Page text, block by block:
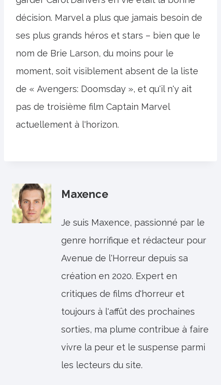
décision. Marvel a plus que jamais besoin de
ses plus grands héros et stars – bien que le
nom de Brie Larson, du moins pour le
moment, soit visiblement absent de la liste
de « Avengers: Doomsday », et qu'il n'y ait
pas de troisième film Captain Marvel
actuellement à l'horizon.
Maxence
Je suis Maxence, passionné par le
genre horrifique et rédacteur pour
Avenue de l'Horreur depuis sa
création en 2020. Expert en
critiques de films d'horreur et
toujours à l'affût des prochaines
sorties, ma plume contribue à faire
vivre la peur et le suspense parmi
les lecteurs du site.